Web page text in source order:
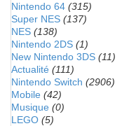
Nintendo 64 (315)
Super NES (137)
NES (138)
Nintendo 2DS (1)
New Nintendo 3DS (11)
Actualité (111)
Nintendo Switch (2906)
Mobile (42)
Musique (0)
LEGO (5)